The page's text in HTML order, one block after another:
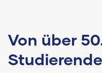
Von über